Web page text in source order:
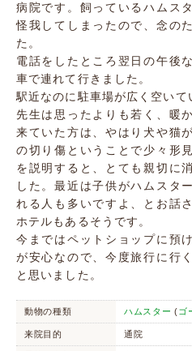
病院です。飼っているハムス
怪我してしまったので、念の
た。
電話をしたところ翌日の午後
車で連れて行きました。
駅近なのに駐車場が広く空いて
先生は思ったよりも若く、暖
来ていた方は、やはり犬や猫
の切り傷ということで少々形
を説明すると、とても親切に
した。最近は子供がハムスタ
れる人も多いですよ、とお話
ホテルもあるそうです。
今まではペットショップに預
が安心なので、今度旅行に行
と思いました。
動物の種類 ハムスター (ゴ
来院目的 通院